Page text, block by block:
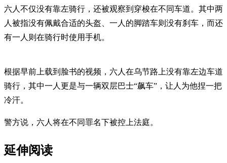
六人不仅没有靠左骑行，还被观察到穿梭在不同车道。其中两
人被指没有佩戴合适的头盔、一人的脚踏车则没有刹车，而还
有一人则在骑行时使用手机。
根据早前上载到脸书的视频，六人在乌节路上没有靠左边车道
骑行，其中一人更是与一辆双层巴士“飙车”，让人为他捏一把
冷汗。
警方说，六人将在不同罪名下被控上法庭。
延伸阅读